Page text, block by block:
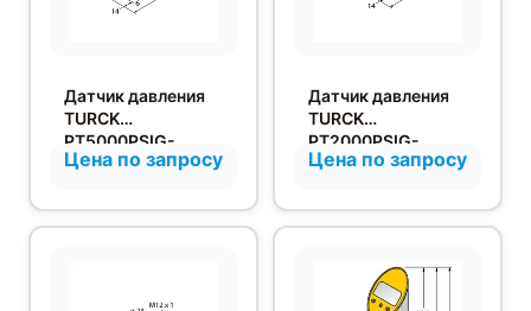
Датчик давления
TURCK
PT5000PSIG-
2014-I2-DA91/X
Цена по запросу
Датчик давления
TURCK
PT2000PSIG-
2014-I2-H1143
Цена по запросу